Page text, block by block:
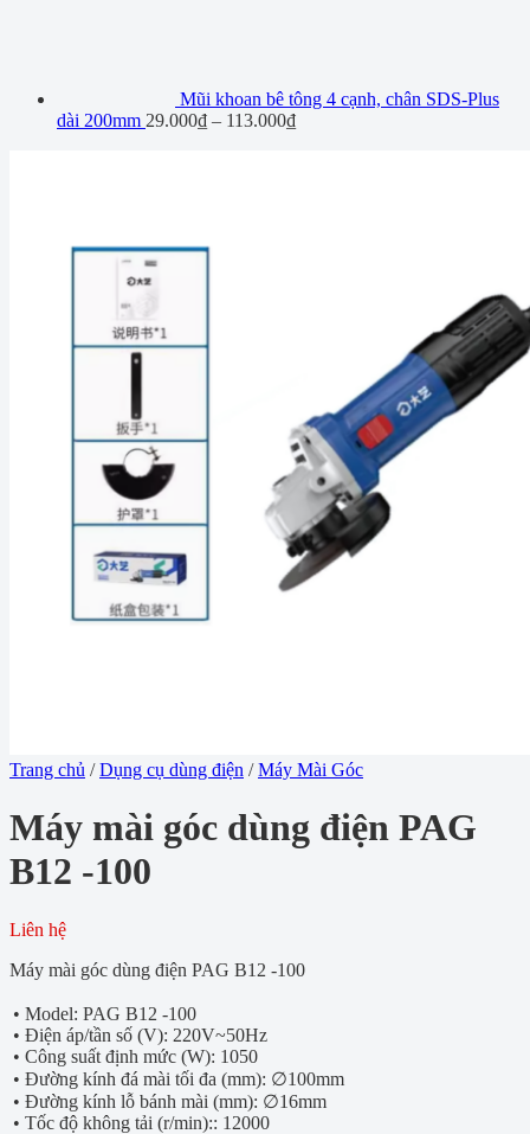
Mũi khoan bê tông 4 cạnh, chân SDS-Plus
dài 200mm 29.000₫ – 113.000₫
Trang chủ / Dụng cụ dùng điện / Máy Mài Góc
Máy mài góc dùng điện PAG
B12 -100
Liên hệ
Máy mài góc dùng điện PAG B12 -100
• Model: PAG B12 -100
• Điện áp/tần số (V): 220V~50Hz
• Công suất định mức (W): 1050
• Đường kính đá mài tối đa (mm): ∅100mm
• Đường kính lỗ bánh mài (mm): ∅16mm
• Tốc độ không tải (r/min):: 12000